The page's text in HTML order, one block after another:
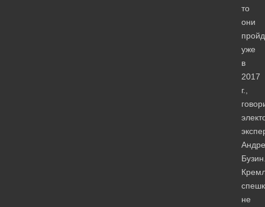
то
они
уже
в
2017
г.,
не